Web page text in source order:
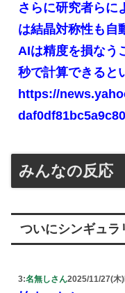
さらに研究者らに
は結晶対称性も自
AIは精度を損なう
秒で計算できると
https://
みんなの反応
ついにシンギュ
3:名無しさん2025/11/27(木)